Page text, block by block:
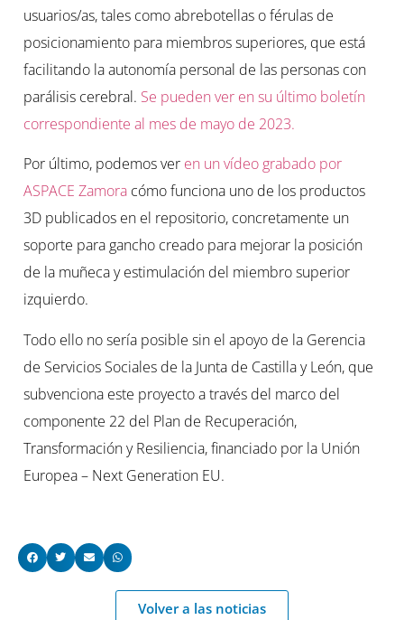
usuarios/as, tales como abrebotellas o férulas de
posicionamiento para miembros superiores, que está
facilitando la autonomía personal de las personas con
parálisis cerebral. Se pueden ver en su último boletín
correspondiente al mes de mayo de 2023.
Por último, podemos ver en un vídeo grabado por
ASPACE Zamora cómo funciona uno de los productos
3D publicados en el repositorio, concretamente un
soporte para gancho creado para mejorar la posición
de la muñeca y estimulación del miembro superior
izquierdo.
Todo ello no sería posible sin el apoyo de la Gerencia
de Servicios Sociales de la Junta de Castilla y León, que
subvenciona este proyecto a través del marco del
componente 22 del Plan de Recuperación,
Transformación y Resiliencia, financiado por la Unión
Europea – Next Generation EU.
Volver a las noticias